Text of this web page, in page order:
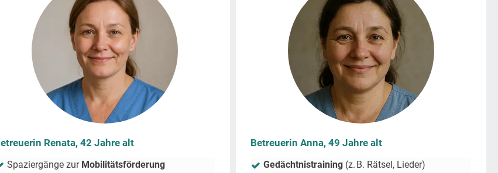
Renata, 42 Jahre alt
Spaziergänge zur Mobilitätsförderung
Betreuerin Anna, 49 Jahre alt
Gedächtnistraining (z. B. Rätsel, Lieder)